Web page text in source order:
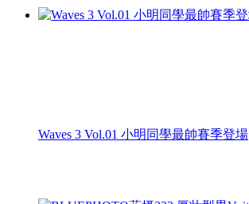
Waves 3 Vol.01 小明同學最帥賽季登場